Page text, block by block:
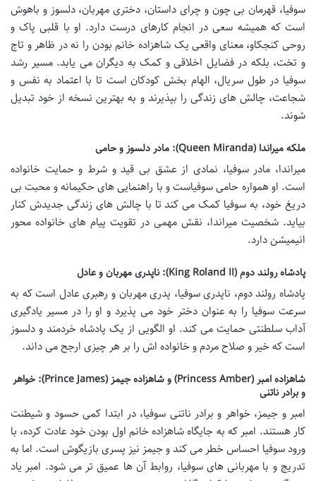
سوفیا، قهرمان بی چون و چرای داستان، دختری مهربان، دلسوز و باهوش
است که همیشه سعی در انجام کارهای درست دارد. او با قلبی پاک و
روحی کنجکاو، معنای واقعی یک شاهزاده خانم بودن را نه در ظاهر و تاج
و تخت، بلکه در فضایل اخلاقی و کمک به دیگران می یابد. مسیر رشد
سوفیا در طول سریال، الهام بخش کودکان است تا با اعتماد به نفس و
شجاعت، چالش های زندگی را بپذیرند و به بهترین نسخه از خود تبدیل
شوند.
ملکه میراندا (Queen Miranda): مادر دلسوز و حامی
میراندا، مادر سوفیا، نمادی از عشق بی قید و شرط و حمایت خانواده
است. او همواره حامی سوفیاست و با راهنمایی های حکیمانه و محبت بی
دریغ خود، به سوفیا کمک می کند تا با چالش های زندگی جدیدش کنار
بیاید. شخصیت میراندا، نقش مهمی در تقویت پیام های خانواده محور
انیمیشن دارد.
پادشاه رولند دوم (King Roland II): ناپدری مهربان و عادل
پادشاه رولند دوم، ناپدری سوفیا، پدری مهربان و رهبری عادل است که به
سرعت سوفیا را به عنوان دختر خود می پذیرد و او را در مسیر یادگیری
آداب سلطنتی حمایت می کند. او الگویی از یک پادشاه خردمند و دلسوز
است که خیر و صلاح مردم و خانواده اش را بر هر چیزی ارجح می داند.
شاهزاده امبر (Princess Amber) و شاهزاده جیمز (Prince James): خواهر
و برادر ناتنی
امبر و جیمز، خواهر و برادر ناتنی سوفیا، در ابتدا کمی حسود و شیطنت
کار هستند. امبر که به جایگاه شاهزاده خانم اول بودن خود عادت کرده، با
ورود سوفیا احساس خطر می کند و جیمز نیز پسری بازیگوش است. اما به
تدریج و با مهربانی های سوفیا، روابط آن ها عمیق تر می شود. امبر یاد